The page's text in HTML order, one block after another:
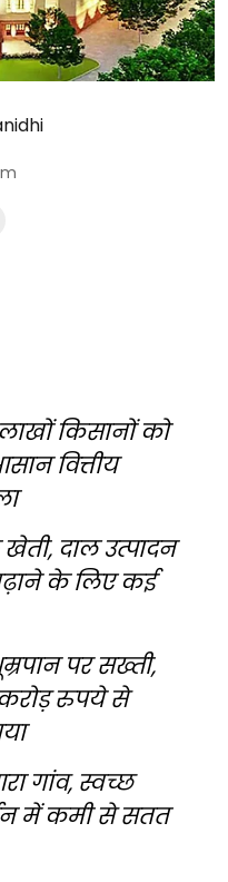
किसानों को
वित्तीय
दाल उत्पादन
के लिए कई
पर सख्ती,
रुपये से
गांव, स्वच्छ
में कमी से सतत